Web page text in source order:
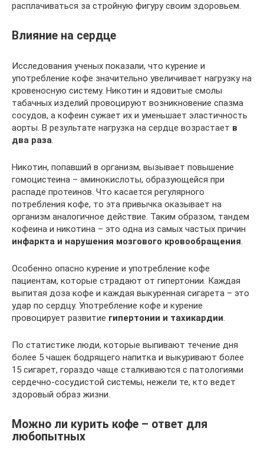
расплачиваться за стройную фигуру своим здоровьем.
Влияние на сердце
Исследования ученых показали, что курение и
употребление кофе значительно увеличивает нагрузку на
кровеносную систему. Никотин и ядовитые смолы
табачных изделий провоцируют возникновение спазма
сосудов, а кофеин сужает их и уменьшает эластичность
аорты. В результате нагрузка на сердце возрастает в
два раза
Никотин, попавший в организм, вызывает повышение
гомоцистеина – аминокислоты, образующейся при
распаде протеинов. Что касается регулярного
потребления кофе, то эта привычка оказывает на
организм аналогичное действие. Таким образом, тандем
кофеина и никотина – это одна из самых частых причин
инфаркта и нарушения мозгового кровообращения
Особенно опасно курение и употребление кофе
пациентам, которые страдают от гипертонии. Каждая
выпитая доза кофе и каждая выкуренная сигарета – это
удар по сердцу. Употребление кофе и курение
провоцирует развитие гипертонии и тахикардии
По статистике люди, которые выпивают течение дня
более 5 чашек бодрящего напитка и выкуривают более
15 сигарет, гораздо чаще сталкиваются с патологиями
сердечно-сосудистой системы, нежели те, кто ведет
здоровый образ жизни.
Можно ли курить кофе – ответ для
любопытных